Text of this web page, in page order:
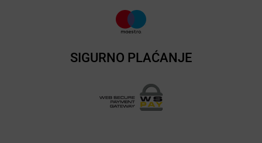
SIGURNO PLAĆANJE